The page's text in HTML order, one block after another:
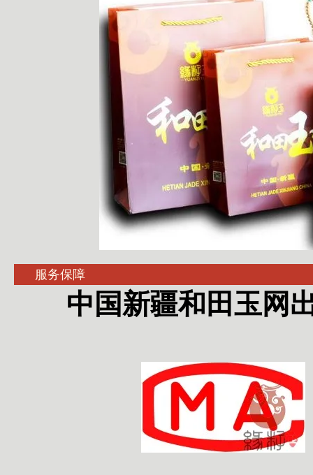
服务保障
中国新疆和田玉网